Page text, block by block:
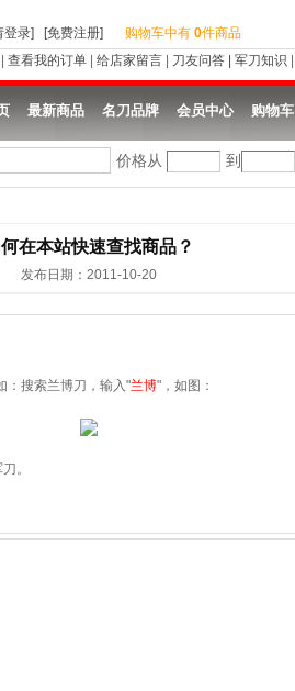
登录] [免费注册] 购物车中有 0件商品
查看我的订单 给店家留言 刀友问答 军刀知识
最新商品 名刀品牌 会员中心 购物车
价格从 到
在本站快速查找商品？
发布日期：2011-10-20
搜索兰博刀，输入"兰博"，如图：
。